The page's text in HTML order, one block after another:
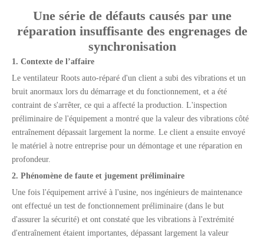
['wechat','weibo','qzone','douban','email']
Une série de défauts causés par une
réparation insuffisante des engrenages de
synchronisation
1. Contexte de l’affaire
Le ventilateur Roots auto-réparé d'un client a subi des vibrations et un
bruit anormaux lors du démarrage et du fonctionnement, et a été
contraint de s'arrêter, ce qui a affecté la production. L'inspection
préliminaire de l'équipement a montré que la valeur des vibrations côté
entraînement dépassait largement la norme. Le client a ensuite envoyé
le matériel à notre entreprise pour un démontage et une réparation en
profondeur.
2. Phénomène de faute et jugement préliminaire
Une fois l'équipement arrivé à l'usine, nos ingénieurs de maintenance
ont effectué un test de fonctionnement préliminaire (dans le but
d'assurer la sécurité) et ont constaté que les vibrations à l'extrémité
d'entraînement étaient importantes, dépassant largement la valeur